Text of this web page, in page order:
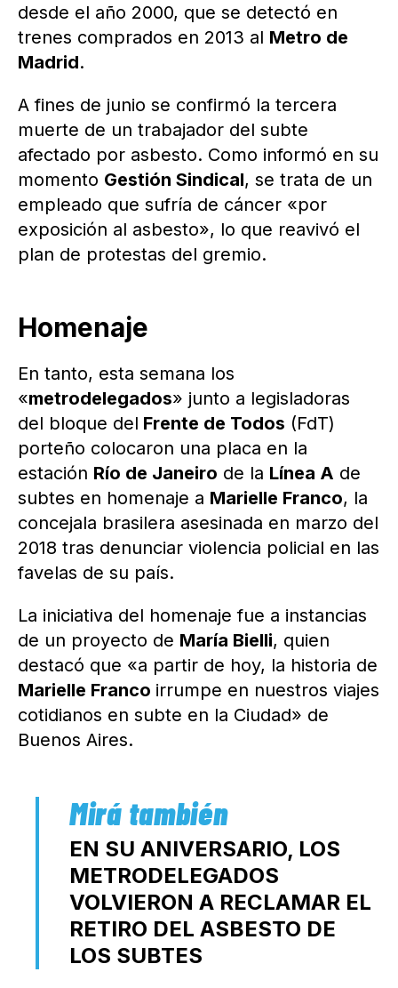
desde el año 2000, que se detectó en
trenes comprados en 2013 al Metro de
Madrid.
A fines de junio se confirmó la tercera
muerte de un trabajador del subte
afectado por asbesto. Como informó en su
momento Gestión Sindical, se trata de un
empleado que sufría de cáncer «por
exposición al asbesto», lo que reavivó el
plan de protestas del gremio.
Homenaje
En tanto, esta semana los
«metrodelegados» junto a legisladoras
del bloque del Frente de Todos (FdT)
porteño colocaron una placa en la
estación Río de Janeiro de la Línea A de
subtes en homenaje a Marielle Franco, la
concejala brasilera asesinada en marzo del
2018 tras denunciar violencia policial en las
favelas de su país.
La iniciativa del homenaje fue a instancias
de un proyecto de María Bielli, quien
destacó que «a partir de hoy, la historia de
Marielle Franco irrumpe en nuestros viajes
cotidianos en subte en la Ciudad» de
Buenos Aires.
EN SU ANIVERSARIO, LOS
METRODELEGADOS
VOLVIERON A RECLAMAR EL
RETIRO DEL ASBESTO DE
LOS SUBTES